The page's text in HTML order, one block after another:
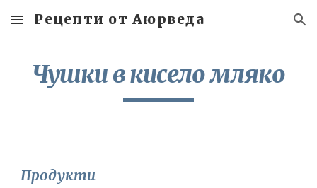
Skip to main content Skip to navigation
Рецепти от Аюрведа
Чушки в кисело мляко
Продукти